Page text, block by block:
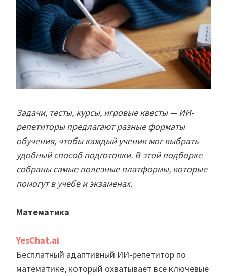
Задачи, тесты, курсы, игровые квесты — ИИ-
репетиторы предлагают разные форматы
обучения, чтобы каждый ученик мог выбрать
удобный способ подготовки. В этой подборке
собраны самые полезные платформы, которые
помогут в учебе и экзаменах.
Математика
YesChat.ai
Бесплатный адаптивный ИИ-репетитор по
математике, который охватывает все ключевые